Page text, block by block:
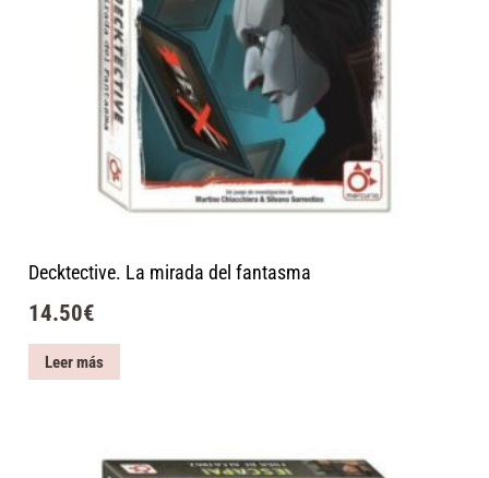
Decktective. La mirada del fantasma
14.50€
Leer más